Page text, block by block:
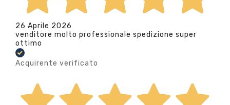
26 Aprile 2026
venditore molto professionale spedizione super
ottimo
Acquirente verificato